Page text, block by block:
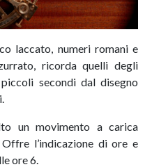
laccato, numeri romani e
ricorda quelli degli
secondi dal disegno
un movimento a carica
Offre l’indicazione di ore e
ore 6.